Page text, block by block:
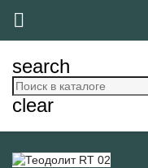

search
clear